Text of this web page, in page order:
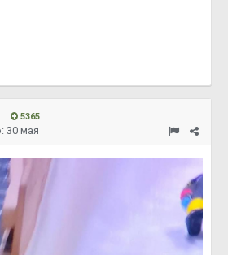
5365
30 мая